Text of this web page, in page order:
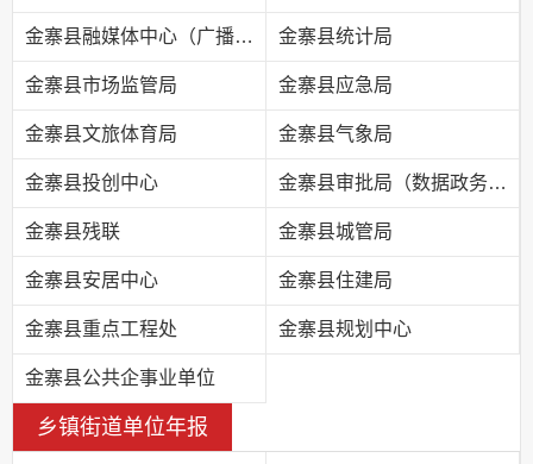
金寨县融媒体中心（广播电视台） 金寨县统计局
金寨县市场监管局 金寨县应急局
金寨县文旅体育局 金寨县气象局
金寨县投创中心 金寨县审批局（数据政务局）
金寨县残联 金寨县城管局
金寨县安居中心 金寨县住建局
金寨县重点工程处 金寨县规划中心
金寨县公共企事业单位
乡镇街道单位年报